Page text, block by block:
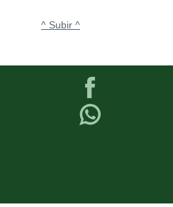
^ Subir ^